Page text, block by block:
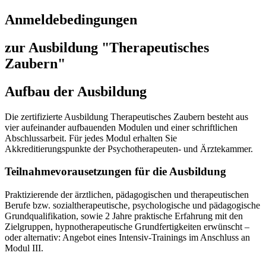
Anmeldebedingungen
zur Ausbildung "Therapeutisches
Zaubern"
Aufbau der Ausbildung
Die zertifizierte Ausbildung Therapeutisches Zaubern besteht aus
vier aufeinander aufbauenden Modulen und einer schriftlichen
Abschlussarbeit. Für jedes Modul erhalten Sie
Akkreditierungspunkte der Psychotherapeuten- und Ärztekammer.
Teilnahmevorausetzungen für die Ausbildung
Praktizierende der ärztlichen, pädagogischen und therapeutischen
Berufe bzw. sozialtherapeutische, psychologische und pädagogische
Grundqualifikation, sowie 2 Jahre praktische Erfahrung mit den
Zielgruppen, hypnotherapeutische Grundfertigkeiten erwünscht –
oder alternativ: Angebot eines Intensiv-Trainings im Anschluss an
Modul III.